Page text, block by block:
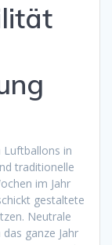
Luftballons in
traditionelle
im Jahr
gestaltete
Neutrale
ganze Jahr